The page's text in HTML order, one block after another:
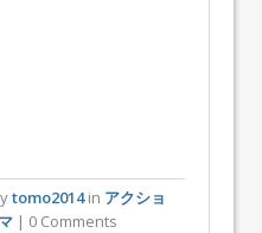
tomo2014in アクショ
| 0 Comments